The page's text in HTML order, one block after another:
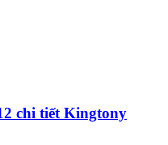
chi tiết Kingtony